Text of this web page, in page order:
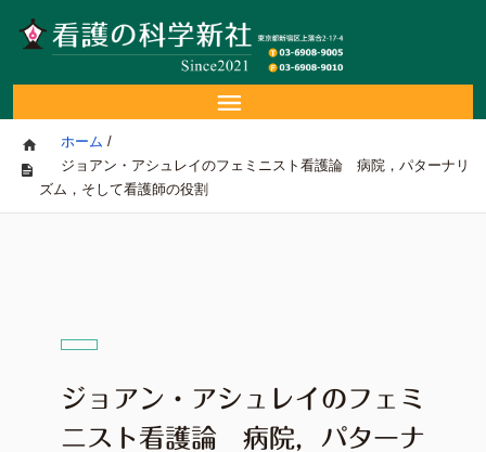
ホーム /
ジョアン・アシュレイのフェミニスト看護論 病院，パターナリ
ズム，そして看護師の役割
ジョアン・アシュレイのフェミ
ニスト看護論 病院，パターナ